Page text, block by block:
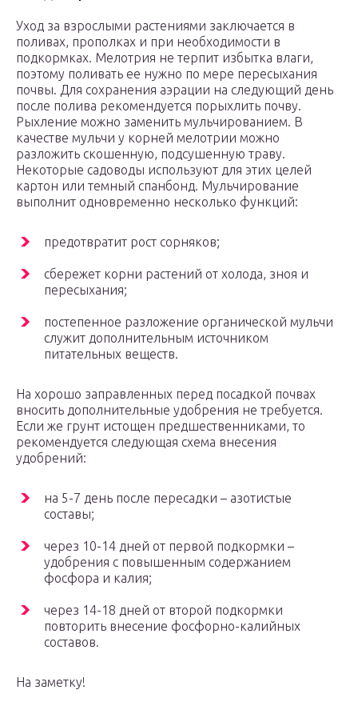
Уход за взрослыми растениями заключается в
поливах, прополках и при необходимости в
подкормках. Мелотрия не терпит избытка влаги,
поэтому поливать ее нужно по мере пересыхания
почвы. Для сохранения аэрации на следующий день
после полива рекомендуется порыхлить почву.
Рыхление можно заменить мульчированием. В
качестве мульчи у корней мелотрии можно
разложить скошенную, подсушенную траву.
Некоторые садоводы используют для этих целей
картон или темный спанбонд. Мульчирование
выполнит одновременно несколько функций:
предотвратит рост сорняков;
сбережет корни растений от холода, зноя и
пересыхания;
постепенное разложение органической мульчи
служит дополнительным источником
питательных веществ.
На хорошо заправленных перед посадкой почвах
вносить дополнительные удобрения не требуется.
Если же грунт истощен предшественниками, то
рекомендуется следующая схема внесения
удобрений:
на 5-7 день после пересадки – азотистые
составы;
через 10-14 дней от первой подкормки –
удобрения с повышенным содержанием
фосфора и калия;
через 14-18 дней от второй подкормки
повторить внесение фосфорно-калийных
составов.
На заметку!